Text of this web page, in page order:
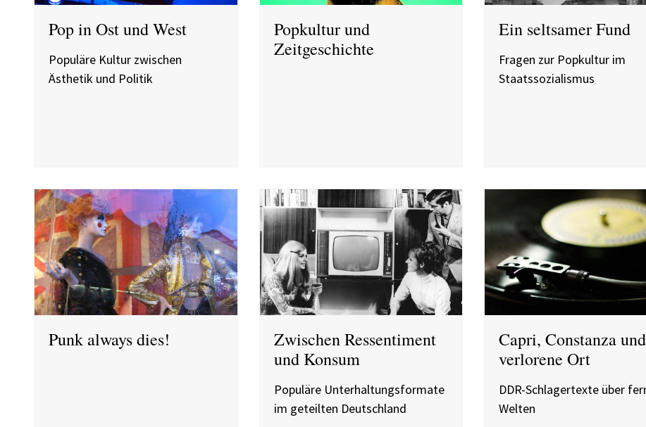
Pop in Ost und West
Populäre Kultur zwischen
Ästhetik und Politik
Popkultur und
Zeitgeschichte
Ein seltsamer Fund
Fragen zur Popkultur im
Staatssozialismus
Punk always dies!
Zwischen Ressentiment
und Konsum
Populäre Unterhaltungsformate
im geteilten Deutschland
Capri, Constanza
verlorene Ort
DDR-Schlagertexte über
Welten